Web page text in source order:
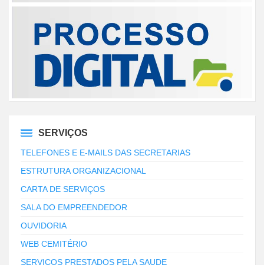
SERVIÇOS
TELEFONES E E-MAILS DAS SECRETARIAS
ESTRUTURA ORGANIZACIONAL
CARTA DE SERVIÇOS
SALA DO EMPREENDEDOR
OUVIDORIA
WEB CEMITÉRIO
SERVIÇOS PRESTADOS PELA SAUDE